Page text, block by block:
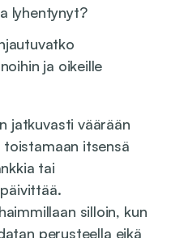
lyhentynyt?
ja oikeille
jatkuvasti väärään
toistamaan itsensä
tai
silloin, kun
perusteella eikä